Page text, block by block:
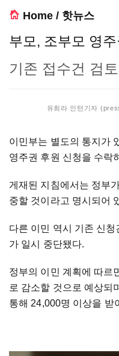
Home / 핫뉴스
부모, 조부모 영
기존 접수건 검
유희라 인턴기자
이민부는 별도의 통지가
영주권 후원 신청을 수락
게재된 지침에서는 정부
중할 것이라고 명시되어
다른 이민 역시 기존 신
가 일시 중단됐다.
정부의 이민 계획에 따르
로 감소할 것으로 예상되
통해 24,000명 이상을 받